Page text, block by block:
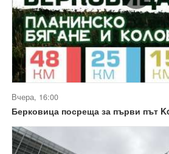
Вчера, 16:00
Берковица посреща за първи път